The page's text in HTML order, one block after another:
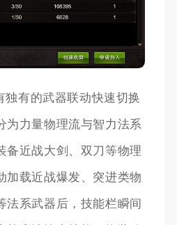
独有的武器联动快速切换
为力量物理流与智力法系
备近战大剑、双刀等物理
加载近战爆发、突进类物
法系武器后，技能栏瞬间